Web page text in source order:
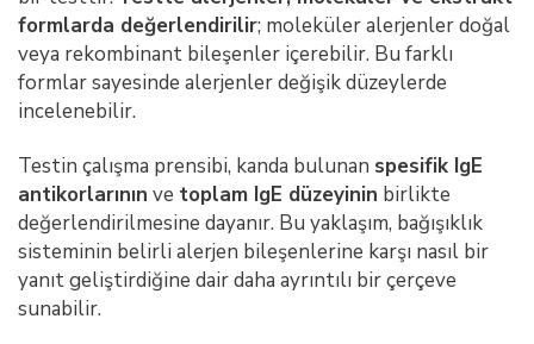
formlarda değerlendirilir; moleküler alerjenler doğal
veya rekombinant bileşenler içerebilir. Bu farklı
formlar sayesinde alerjenler değişik düzeylerde
incelenebilir.
Testin çalışma prensibi, kanda bulunan spesifik IgE
antikorlarının ve toplam IgE düzeyinin birlikte
değerlendirilmesine dayanır. Bu yaklaşım, bağışıklık
sisteminin belirli alerjen bileşenlerine karşı nasıl bir
yanıt geliştirdiğine dair daha ayrıntılı bir çerçeve
sunabilir.